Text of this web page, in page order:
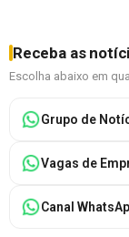
Receba as
Escolha abaixo em
Grupo de
Vagas de
Canal